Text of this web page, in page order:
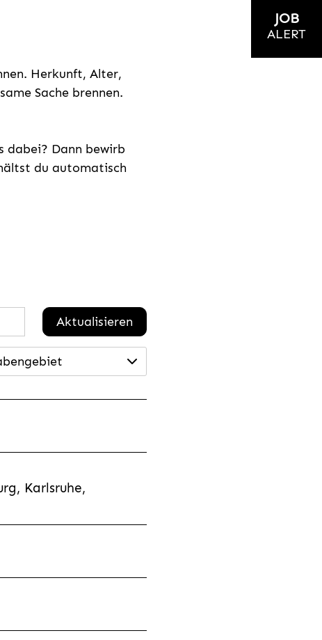
Herkunft, Alter,
Sache brennen.
dabei? Dann bewirb
du automatisch
Aktualisieren
Karlsruhe,
JOB
ALERT